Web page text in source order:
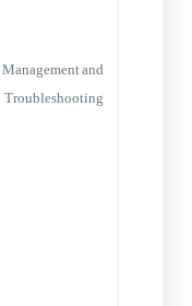
Management and
Troubleshooting